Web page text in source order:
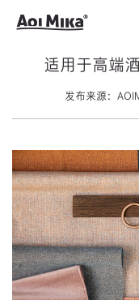
适用于高端
发布来源：